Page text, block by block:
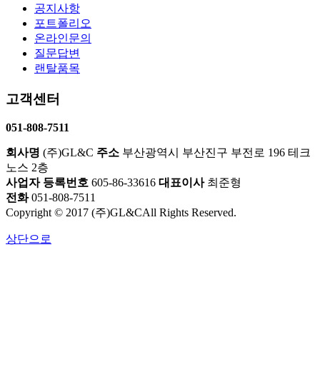
공지사항
포트폴리오
온라인문의
질문답변
랜탈품목
고객센터
051-808-7511
회사명 (주)GL&C 주소 부산광역시 부산진구 부전로 196 테크
노스 2층
사업자 등록번호 605-86-33616 대표이사최준형
전화051-808-7511
Copyright © 2017 (주)GL&CAll Rights Reserved.
상단으로